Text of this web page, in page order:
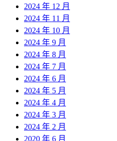
2024 年 12 月
2024 年 11 月
2024 年 10 月
2024 年 9 月
2024 年 8 月
2024 年 7 月
2024 年 6 月
2024 年 5 月
2024 年 4 月
2024 年 3 月
2024 年 2 月
2020 年 6 月